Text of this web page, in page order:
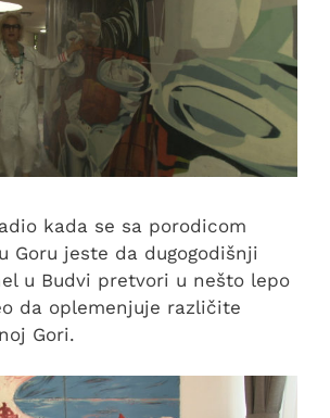
kada se sa porodicom
Goru jeste da dugogodišnji
u Budvi pretvori u nešto lepo
da oplemenjuje različite
Gori.